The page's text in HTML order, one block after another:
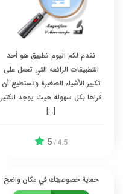
نقدم لكم اليوم تطبيق هو أحد
التطبيقات الرائعة التي تعمل على
تكبير الأشياء الصغيرة وتستطيع أن
تراها بكل سهولة حيث يوجد الكثير
[…]
4.5
/
5
حماية خصوصيتك في مكان واضح